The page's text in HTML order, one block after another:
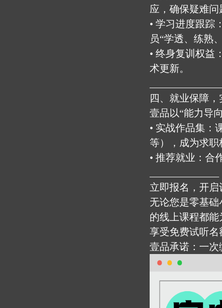
应，确保疑难
• 学习进度跟踪
员“学透、练熟
• 终身复训权益
术更新。
四、就业保障
壹品以“能力导
• 实战作品集：
等），成为求
• 推荐就业：合
立即报名，开
无论您是零基
的线上课程都
享受免费试听
壹品承诺：一